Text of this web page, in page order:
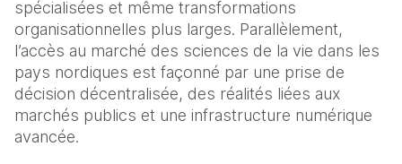
spécialisées et même transformations
organisationnelles plus larges. Parallèlement,
l’accès au marché des sciences de la vie dans les
pays nordiques est façonné par une prise de
décision décentralisée, des réalités liées aux
marchés publics et une infrastructure numérique
avancée.